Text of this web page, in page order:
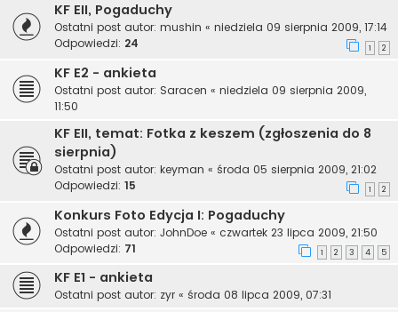
KF EII, Pogaduchy
Ostatni post autor: mushin « niedziela 09 sierpnia 2009, 17:14
Odpowiedzi: 24 1 2
KF E2 - ankieta
Ostatni post autor: Saracen « niedziela 09 sierpnia 2009,
11:50
KF EII, temat: Fotka z keszem (zgłoszenia do 8
sierpnia)
Ostatni post autor: keyman « środa 05 sierpnia 2009, 21:02
Odpowiedzi: 15 1 2
Konkurs Foto Edycja I: Pogaduchy
Ostatni post autor: JohnDoe « czwartek 23 lipca 2009, 21:50
Odpowiedzi: 71 1 2 3 4 5
KF E1 - ankieta
Ostatni post autor: zyr « środa 08 lipca 2009, 07:31